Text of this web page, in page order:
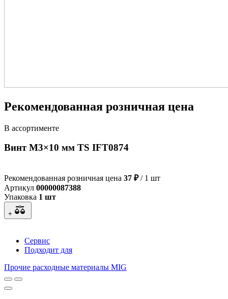
Рекомендованная розничная цена
В ассортименте
Винт М3×10 мм TS IFT0874
Рекомендованная розничная цена 37 ₽/ 1 шт
Артикул 00000087388
Упаковка 1 шт
+
Сервис
Подходит для
Прочие расходные материалы MIG